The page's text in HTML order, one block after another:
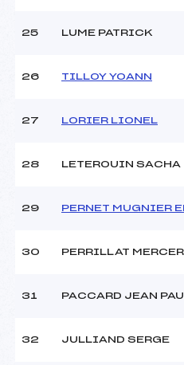
25 LUME PATRICK
26 TILLOY YOANN
27 LORIER LIONEL
28 LETEROUIN SACHA
29 PERNET MUGNIER
30 PERRILLAT
31 PACCARD JEAN
32 JULLIAND SERGE